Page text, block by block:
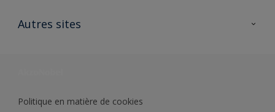
Ouvrir un magasin PASS
Autres sites
Politique en matière de cookies